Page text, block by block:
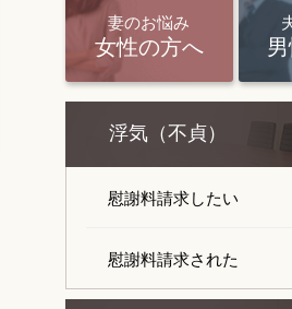
妻のお悩み
女性の方へ
浮気（不貞）
慰謝料請求したい
慰謝料請求された